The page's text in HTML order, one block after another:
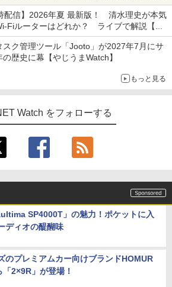
配信】2026年夏 最新版！ 清水理史が本気
Fiルーターはどれか？ ライブで解説【清
B」チャンネル】
スク管理ツール「Jooto」が2027年7月にサ
歴史に幕【やじうまWatch】
もっと見る
Watch をフォローする
SP4000T」の魅力！ポケットに入
ディオの醍醐味
のプレミアムカー向けブランドHOMUR
「2×9R」が登場！